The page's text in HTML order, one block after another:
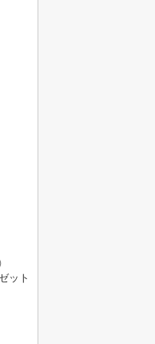
ット